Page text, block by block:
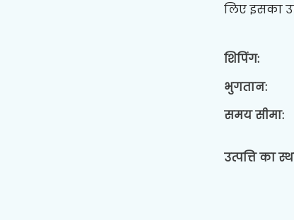
लिए इसका
शिपिंग:
भुगतान:
समय सीमा:
उत्पत्ति का